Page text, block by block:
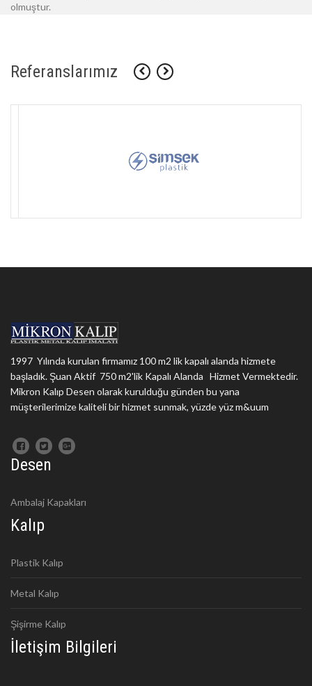
olmuştur.
Referanslarımız
1997 Yılında kurulan firmamız 100 m2 lik kapalı alanda hizmete
başladık. Şuan Aktif 750 m2'lik Kapalı Alanda Hizmet Vermektedir.
Mikron Kalıp Desen olarak kurulduğu günden bu yana
müşterilerimize kaliteli bir hizmet sunmak, yüzde yüz m&uum
Desen
Ambalaj Kapakları
Kalıp
Plastik Kalıp
Metal Kalıp
Şişirme Kalıp
İletişim Bilgileri